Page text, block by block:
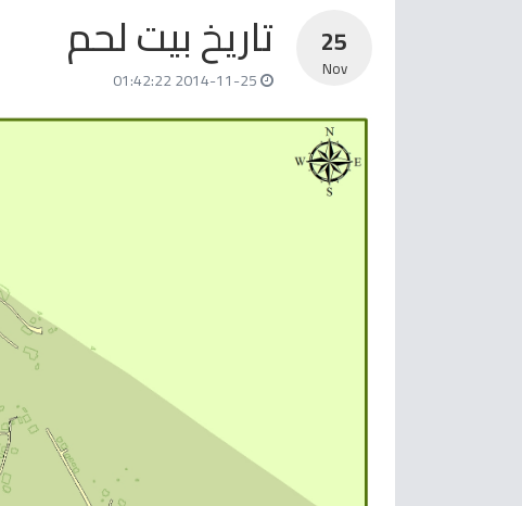
25
Nov تاريخ بيت لحم
2014-11-25 01:42:22